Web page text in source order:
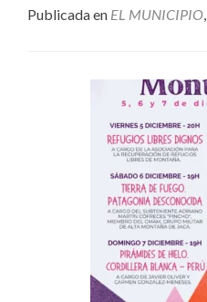
Publicada en EL MUNICIPIO,